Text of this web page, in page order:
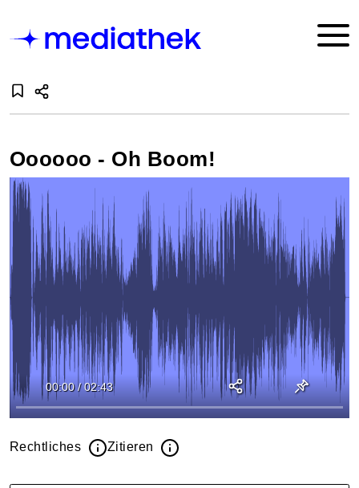
Oooooo - Oh Boom!
00:00 / 02:43
Rechtliches Zitieren